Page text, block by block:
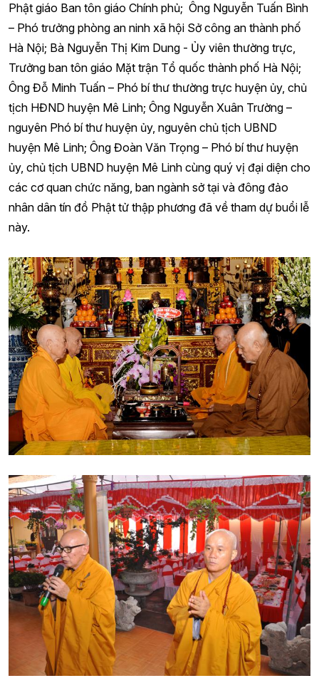
Phật giáo Ban tôn giáo Chính phủ; Ông Nguyễn Tuấn Bình
– Phó trưởng phòng an ninh xã hội Sở công an thành phố
Hà Nội; Bà Nguyễn Thị Kim Dung - Ủy viên thường trực,
Trưởng ban tôn giáo Mặt trận Tổ quốc thành phố Hà Nội;
Ông Đỗ Minh Tuấn – Phó bí thư thường trực huyện ủy, chủ
tịch HĐND huyện Mê Linh; Ông Nguyễn Xuân Trường –
nguyên Phó bí thư huyện ủy, nguyên chủ tịch UBND
huyện Mê Linh; Ông Đoàn Văn Trọng – Phó bí thư huyện
ủy, chủ tịch UBND huyện Mê Linh cùng quý vị đại diện cho
các cơ quan chức năng, ban ngành sở tại và đông đảo
nhân dân tín đồ Phật tử thập phương đã về tham dự buổi lễ
này.